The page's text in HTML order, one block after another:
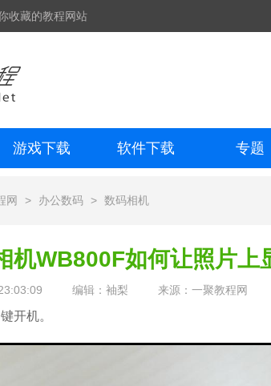
收藏的教程网站
游戏下载 软件下载 专题
网 > 办公数码 > 数码相机
机WB800F如何让照片上
编辑：袖梨 来源：一聚教程网
开机。